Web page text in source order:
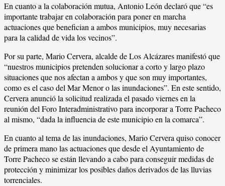
En cuanto a la colaboración mutua, Antonio León declaró que “es
importante trabajar en colaboración para poner en marcha
actuaciones que benefician a ambos municipios, muy necesarias
para la calidad de vida los vecinos”.
Por su parte, Mario Cervera, alcalde de Los Alcázares manifestó que
“nuestros municipios pretenden solucionar a corto y largo plazo
situaciones que nos afectan a ambos y que son muy importantes,
como es el caso del Mar Menor o las inundaciones”. En este sentido,
Cervera anunció la solicitud realizada el pasado viernes en la
reunión del Foro Interadministrativo para incorporar a Torre Pacheco
al mismo, “dada la influencia de este municipio en la comarca”.
En cuanto al tema de las inundaciones, Mario Cervera quiso conocer
de primera mano las actuaciones que desde el Ayuntamiento de
Torre Pacheco se están llevando a cabo para conseguir medidas de
protección y minimizar los posibles daños derivados de las lluvias
torrenciales.